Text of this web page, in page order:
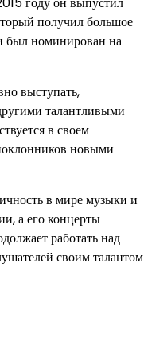
получил большое
был номинирован на
выступать,
талантливыми
в своем
новыми
в мире музыки и
а его концерты
работать над
своим талантом